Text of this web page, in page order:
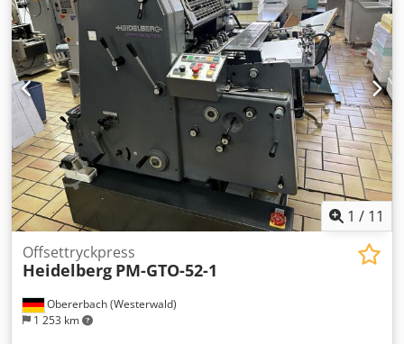
1 / 11
Obererbach (Westerwald)
1 253 km
Offsettryckpress
Heidelberg PM-GTO-52-1